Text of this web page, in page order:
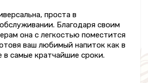
проста в
Благодаря своим
она с легкостью поместится
ваш любимый напиток как в
самые кратчайшие сроки.